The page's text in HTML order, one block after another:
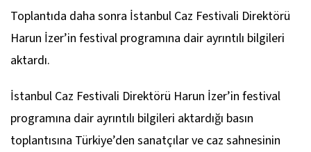
Toplantıda daha sonra İstanbul Caz Festivali Direktörü
Harun İzer’in festival programına dair ayrıntılı bilgileri
aktardı.
İstanbul Caz Festivali Direktörü Harun İzer’in festival
programına dair ayrıntılı bilgileri aktardığı basın
toplantısına Türkiye’den sanatçılar ve caz sahnesinin